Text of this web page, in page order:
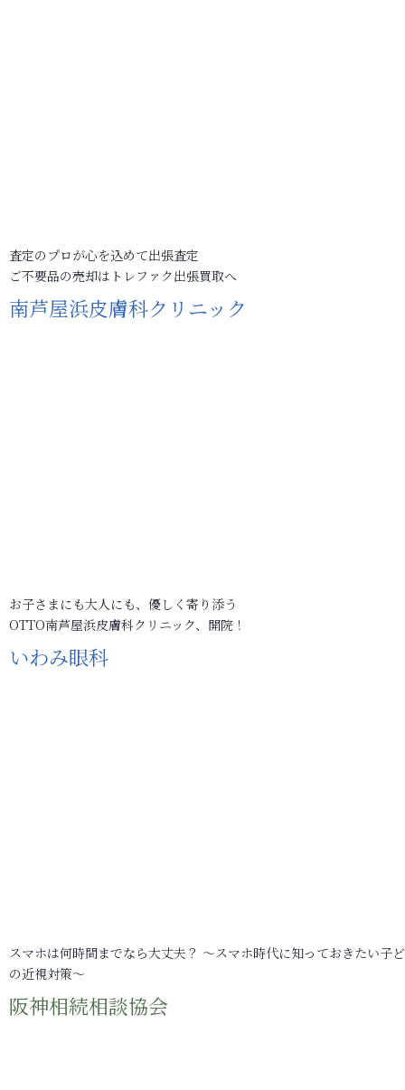
査定のプロが心を込めて出張査定
ご不要品の売却はトレファク出張買取へ
南芦屋浜皮膚科クリニック
お子さまにも大人にも、優しく寄り添う
OTTO南芦屋浜皮膚科クリニック、開院！
いわみ眼科
スマホは何時間までなら大丈夫？ ～スマホ時代に知っておきたい子
の近視対策～
阪神相続相談協会